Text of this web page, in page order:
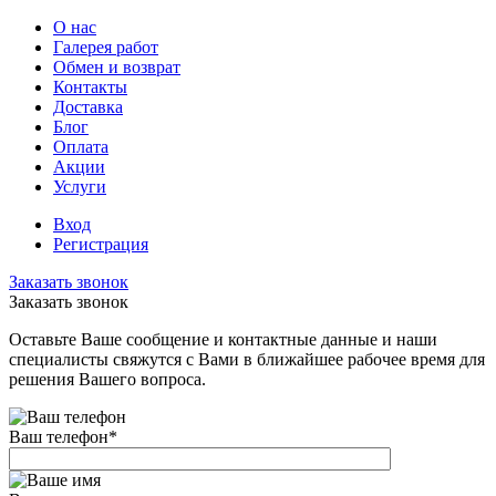
О нас
Галерея работ
Обмен и возврат
Контакты
Доставка
Блог
Оплата
Акции
Услуги
Вход
Регистрация
Заказать звонок
Заказать звонок
Оставьте Ваше сообщение и контактные данные и наши
специалисты свяжутся с Вами в ближайшее рабочее время для
решения Вашего вопроса.
Ваш телефон*